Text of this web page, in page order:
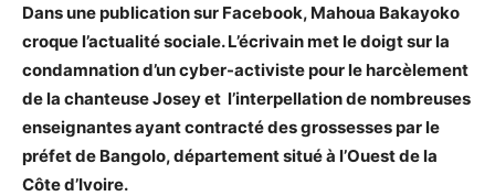
Dans une publication sur Facebook, Mahoua Bakayoko
croque l’actualité sociale. L’écrivain met le doigt sur la
condamnation d’un cyber-activiste pour le harcèlement
de la chanteuse Josey et l’interpellation de nombreuses
enseignantes ayant contracté des grossesses par le
préfet de Bangolo, département situé à l’Ouest de la
Côte d’Ivoire.